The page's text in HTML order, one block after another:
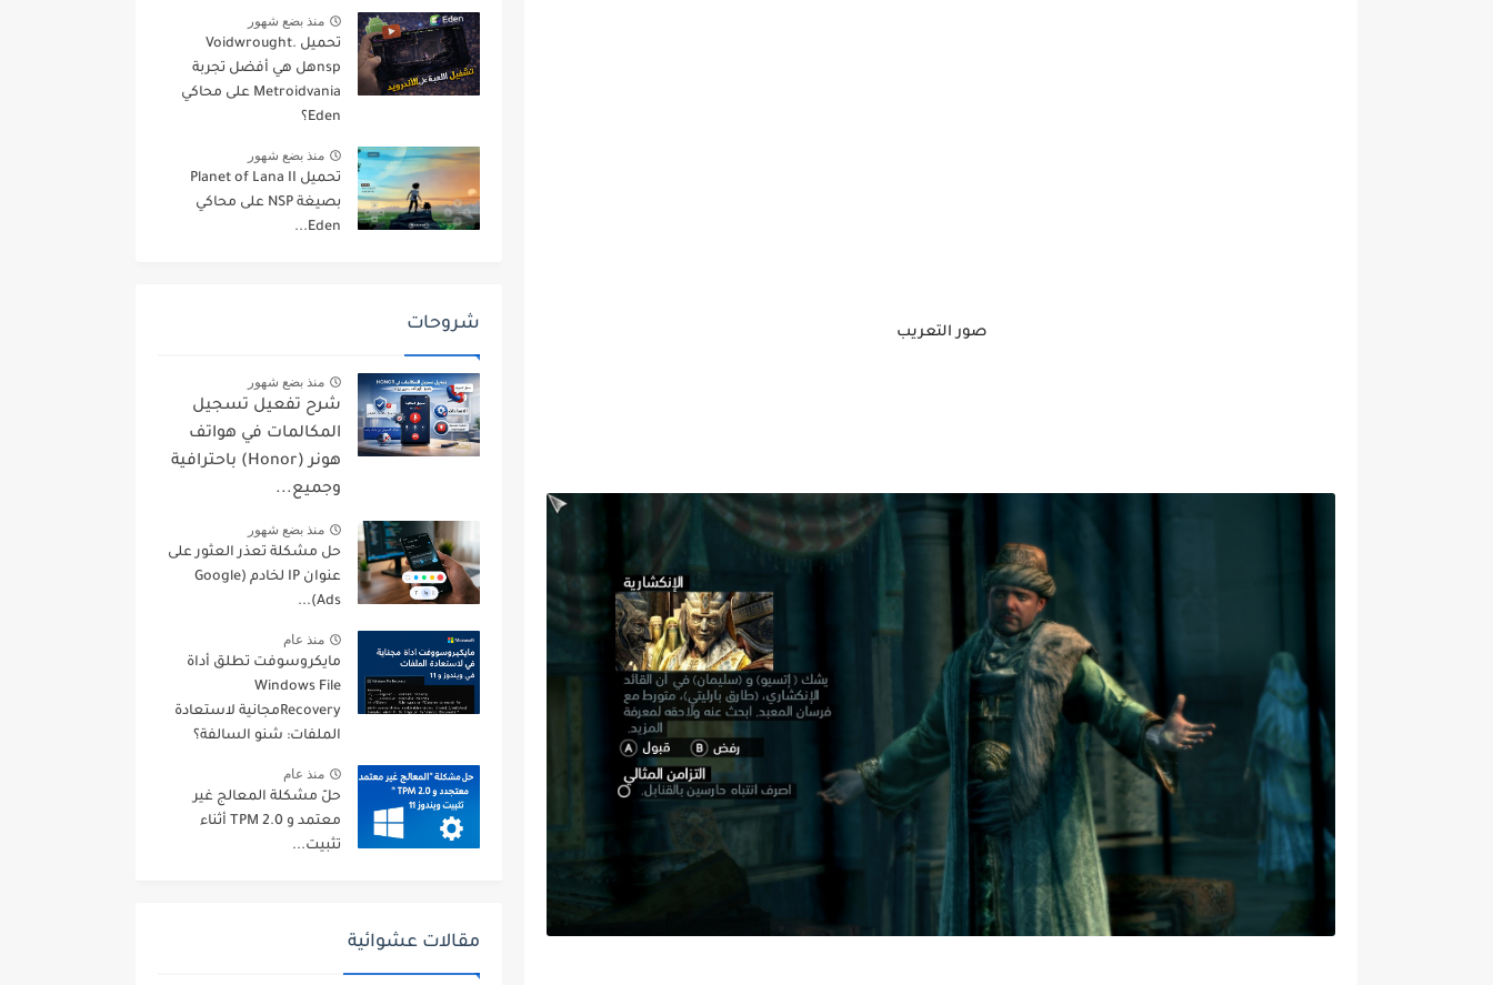
صور التعريب
منذ بضع شهور
تحميل Voidwrought.
nspهل هي أفضل تجربة
Metroidvania على محاكي
Eden؟
منذ بضع شهور
تحميل Planet of Lana II
بصيغة NSP على محاكي
Eden...
شروحات
منذ بضع شهور
شرح تفعيل تسجيل
المكالمات في هواتف
هونر (Honor) باحترافية
وجميع...
منذ بضع شهور
حل مشكلة تعذر العثور على
عنوان IP لخادم (Google
Ads)...
منذ عام
مايكروسوفت تطلق أداة
Windows File
Recoveryمجانية لاستعادة
الملفات: شنو السالفة؟
منذ عام
حلّ مشكلة المعالج غير
معتمد و TPM 2.0 أثناء
تثبيت...
مقالات عشوائية